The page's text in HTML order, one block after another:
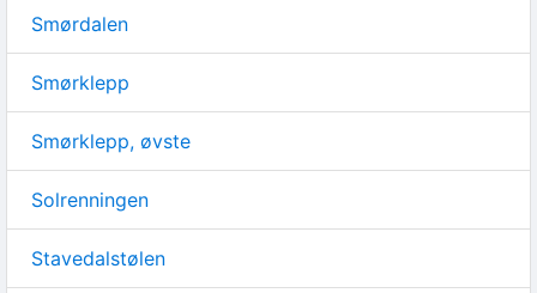
Smørdalen
Smørklepp
Smørklepp, øvste
Solrenningen
Stavedalstølen